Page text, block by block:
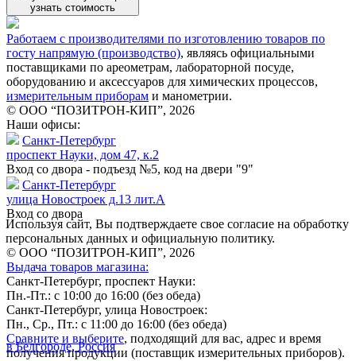
узнать стоимость
Работаем с производителями по изготовлению товаров по
госту напрямую (производство), являясь официальными
поставщиками по ареометрам, лабораторной посуде,
оборудованию и аксессуаров для химических процессов,
измерительным приборам и манометрии.
© ООО “ПОЗИТРОН-КИП”, 2026
Наши офисы:
Санкт-Петербург
проспект Науки, дом 47, к.2
Вход со двора - подъезд №5, код на двери "9"
Санкт-Петербург
улица Новостроек д.13 лит.А
Вход со двора
Используя сайт, Вы подтверждаете свое согласие на обработку
персональных данных и официальную политику.
© ООО “ПОЗИТРОН-КИП”, 2026
Выдача товаров магазина:
Санкт-Петербург, проспект Науки:
Пн.-Пт.: с 10:00 до 16:00 (без обеда)
Санкт-Петербург, улица Новостроек:
Пн., Ср., Пт.: с 11:00 до 16:00 (без обеда)
Сравните и выберите, подходящий для вас, адрес и время
получения продукции (поставщик измерительных приборов).
в Белгороде, Россия